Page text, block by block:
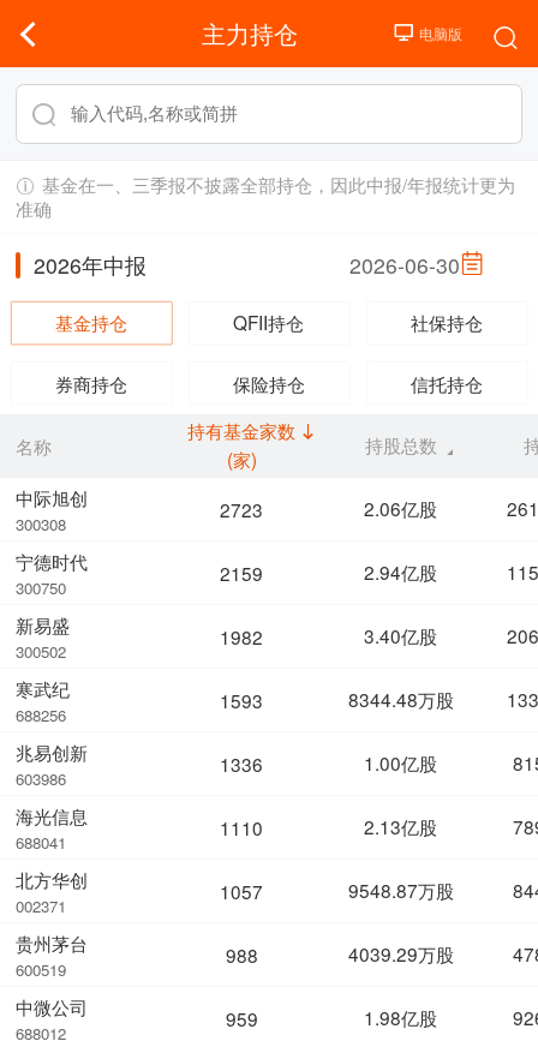
主力持仓
基金在一、三季报不披露全部持仓，因此中报/年报统计更为
准确
2026年中报 2026-06-30
基金持仓 QFII持仓 社保持仓
券商持仓 保险持仓 信托持仓
名称
中际旭创
300308
宁德时代
300750
新易盛
300502
寒武纪
688256
兆易创新
603986
海光信息
688041
北方华创
002371
贵州茅台
600519
中微公司
688012
持有基金家数
(家)
持股总数
2723 2.06亿股
2159 2.94亿股
1982 3.40亿股
1593 8344.48万股
1336 1.00亿股
1110 2.13亿股
1057 9548.87万股
988 4039.29万股
959 1.98亿股